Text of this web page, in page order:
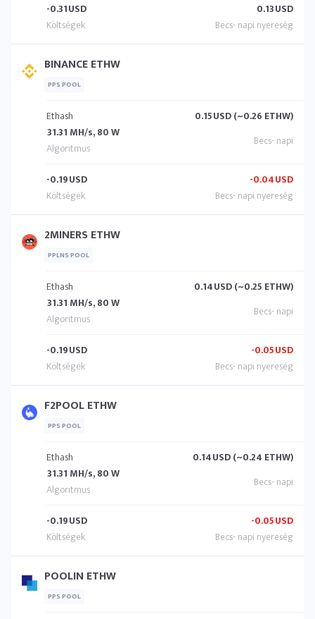
-0.31USD 0.13USD
BINANCE ETHW
PPS POOL
Ethash
31.31 MH/s, 80 W
0.15USD (~0.26 ETHW)
-0.19USD -0.04USD
2MINERS ETHW
PPLNS POOL
Ethash
31.31 MH/s, 80 W
0.14USD (~0.25 ETHW)
-0.19USD -0.05USD
F2POOL ETHW
PPS POOL
Ethash
31.31 MH/s, 80 W
0.14USD (~0.24 ETHW)
-0.19USD -0.05USD
POOLIN ETHW
PPS POOL